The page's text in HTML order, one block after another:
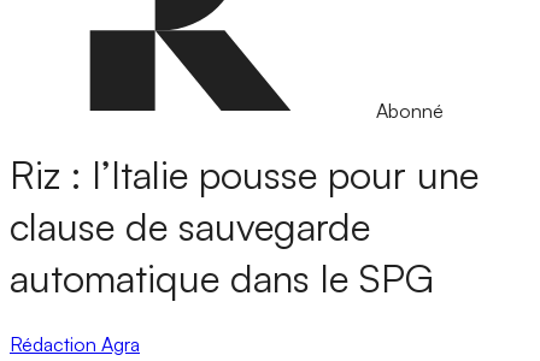
Abonné
Riz : l’Italie pousse pour une
clause de sauvegarde
automatique dans le SPG
Rédaction Agra